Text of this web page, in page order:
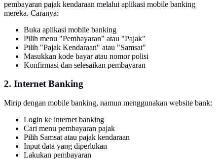
pembayaran pajak kendaraan melalui aplikasi mobile banking
mereka. Caranya:
Buka aplikasi mobile banking
Pilih menu "Pembayaran" atau "Pajak"
Pilih "Pajak Kendaraan" atau "Samsat"
Masukkan kode bayar atau nomor polisi
Konfirmasi dan selesaikan pembayaran
2. Internet Banking
Mirip dengan mobile banking, namun menggunakan website bank:
Login ke internet banking
Cari menu pembayaran pajak
Pilih Samsat atau pajak kendaraan
Input data yang diperlukan
Lakukan pembayaran